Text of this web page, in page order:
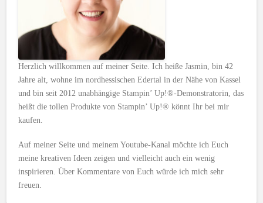
Herzlich willkommen auf meiner Seite. Ich heiße Jasmin, bin 42
Jahre alt, wohne im nordhessischen Edertal in der Nähe von Kassel
und bin seit 2012 unabhängige Stampin’ Up!®-Demonstratorin, das
heißt die tollen Produkte von Stampin’ Up!® könnt Ihr bei mir
kaufen.
Auf meiner Seite und meinem Youtube-Kanal möchte ich Euch
meine kreativen Ideen zeigen und vielleicht auch ein wenig
inspirieren. Über Kommentare von Euch würde ich mich sehr
freuen.